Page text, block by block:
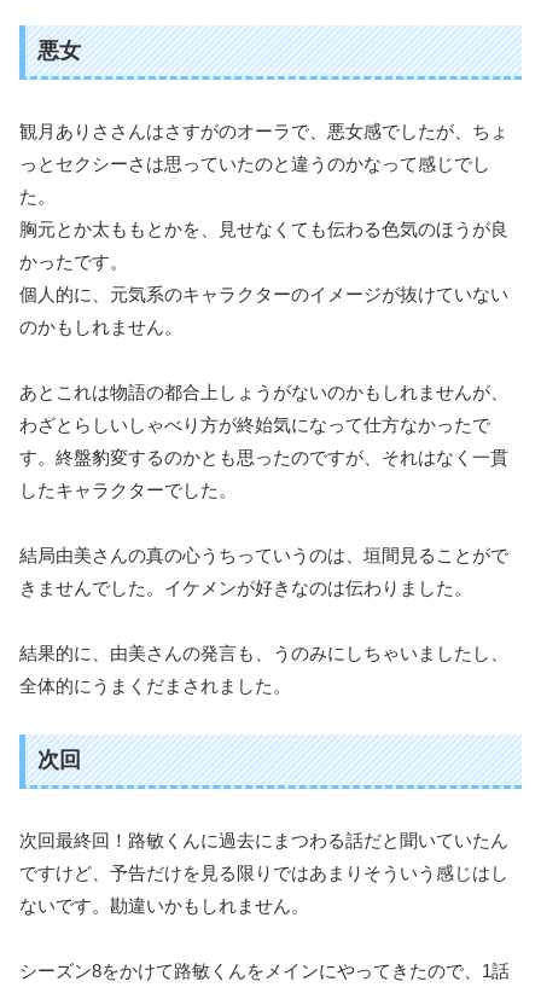
悪女
観月ありささんはさすがのオーラで、悪女感でしたが、ちょ
っとセクシーさは思っていたのと違うのかなって感じでし
た。
胸元とか太ももとかを、見せなくても伝わる色気のほうが良
かったです。
個人的に、元気系のキャラクターのイメージが抜けていない
のかもしれません。
あとこれは物語の都合上しょうがないのかもしれませんが、
わざとらしいしゃべり方が終始気になって仕方なかったで
す。終盤豹変するのかとも思ったのですが、それはなく一貫
したキャラクターでした。
結局由美さんの真の心うちっていうのは、垣間見ることがで
きませんでした。イケメンが好きなのは伝わりました。
結果的に、由美さんの発言も、うのみにしちゃいましたし、
全体的にうまくだまされました。
次回
次回最終回！路敏くんに過去にまつわる話だと聞いていたん
ですけど、予告だけを見る限りではあまりそういう感じはし
ないです。勘違いかもしれません。
シーズン8をかけて路敏くんをメインにやってきたので、1話